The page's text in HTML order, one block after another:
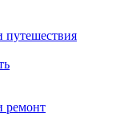
путешествия
ремонт